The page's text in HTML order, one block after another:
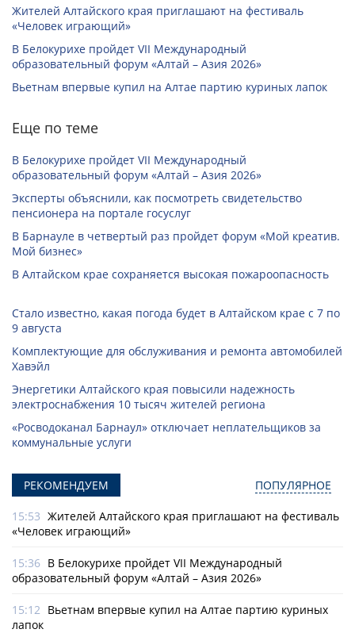
Жителей Алтайского края приглашают на фестиваль
«Человек играющий»
В Белокурихе пройдет VII Международный
образовательный форум «Алтай – Азия 2026»
Вьетнам впервые купил на Алтае партию куриных лапок
Еще по теме
В Белокурихе пройдет VII Международный
образовательный форум «Алтай – Азия 2026»
Эксперты объяснили, как посмотреть свидетельство
пенсионера на портале госуслуг
В Барнауле в четвертый раз пройдет форум «Мой креатив.
Мой бизнес»
В Алтайском крае сохраняется высокая пожароопасность
Стало известно, какая погода будет в Алтайском крае с 7 по
9 августа
Комплектующие для обслуживания и ремонта автомобилей
Хавэйл
Энергетики Алтайского края повысили надежность
электроснабжения 10 тысяч жителей региона
«Росводоканал Барнаул» отключает неплательщиков за
коммунальные услуги
РЕКОМЕНДУЕМ ПОПУЛЯРНОЕ
15:53 Жителей Алтайского края приглашают на фестиваль
«Человек играющий»
15:36 В Белокурихе пройдет VII Международный
образовательный форум «Алтай – Азия 2026»
15:12 Вьетнам впервые купил на Алтае партию куриных
лапок